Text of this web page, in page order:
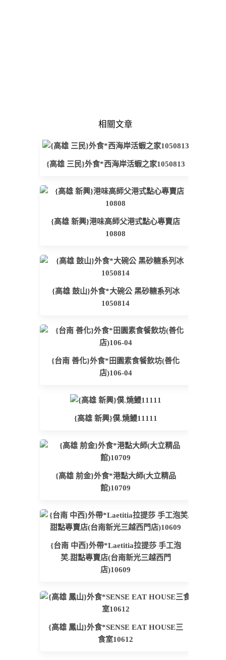
相關文章
{高雄 三民}外食*西海岸活蝦之家1050813
{高雄 新興}港味高師父港式點心專賣店
10808
{高雄 鼓山}外食*大碗公 黑砂糖系列冰
1050814
{台南 善化}外食*田園素食餐飲坊(善化
店)106-04
{高雄 新興}僕.燒鰻11111
{高雄 前金}外食*港點大師(大立精品
館)10709
{台南 中西}外帶*Laetitia拉提莎 手工泡
芙.甜點專賣店(台南新光三越西門
店)10609
{高雄 鳳山}外食*SENSE EAT HOUSE三
食室10612